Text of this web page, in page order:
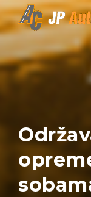
Skip to content